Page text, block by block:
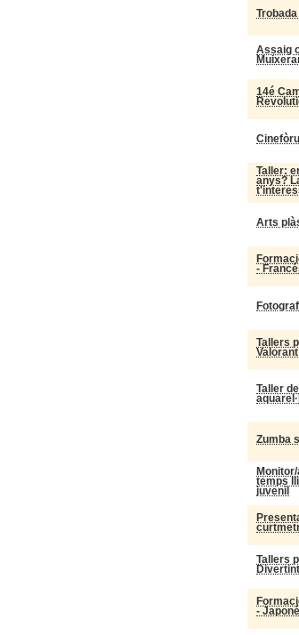
Assaig
14é
Taller:
anys?
Arts
-
Tallers
Taller
Zumba
temps
juvenil
Tallers
-